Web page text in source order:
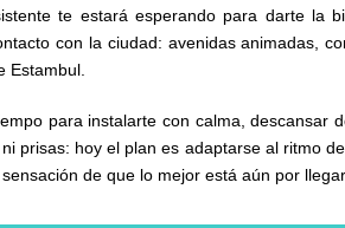
te estará esperando para darte la
con la ciudad: avenidas animadas,
Estambul.
para instalarte con calma, descansar
prisas: hoy el plan es adaptarse al ritmo
de que lo mejor está aún por